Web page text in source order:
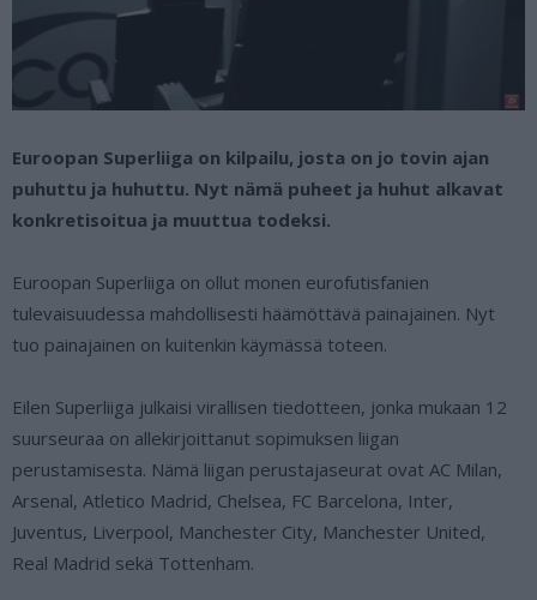
Euroopan Superliiga on kilpailu, josta on jo tovin ajan
puhuttu ja huhuttu. Nyt nämä puheet ja huhut alkavat
konkretisoitua ja muuttua todeksi.
Euroopan Superliiga on ollut monen eurofutisfanien
tulevaisuudessa mahdollisesti häämöttävä painajainen. Nyt
tuo painajainen on kuitenkin käymässä toteen.
Eilen Superliiga julkaisi virallisen tiedotteen, jonka mukaan 12
suurseuraa on allekirjoittanut sopimuksen liigan
perustamisesta. Nämä liigan perustajaseurat ovat AC Milan,
Arsenal, Atletico Madrid, Chelsea, FC Barcelona, Inter,
Juventus, Liverpool, Manchester City, Manchester United,
Real Madrid sekä Tottenham.